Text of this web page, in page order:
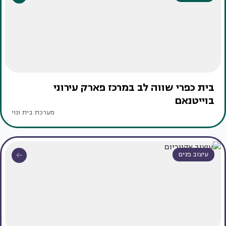
בית כפרי שווה לב במרכז פארק עירוני
בוייטנאם
מערכת בית ונוי
עיצוב פנים